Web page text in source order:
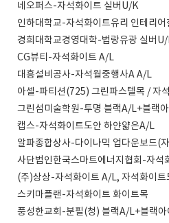
네오퍼스-자석화이트 실버U/K
인하대학교-자석화이트유리 인테리어
경희대학교경영대학-법랑유광 실버
CG뷰티-자석화이트 A/L
대흥설비공사-자석월중행사A A/L
아셀-파티션(725) 그린파스텔목 / 자
그린섬미술학원-투명 블랙A/L+블랙
캡스-자석화이트도안 하얀얇은A/L
알파종합상사-다이나믹 업다운보드(
사단법인한국스마트에너지협회-자석
(주)상상-자석화이트 A/L, 자석화이
스키마플랜-자석화이트 화이트목
풍성한교회-분필(청) 블랙A/L+블랙아